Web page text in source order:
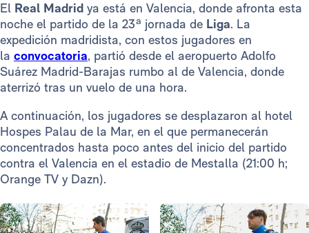
El Real Madrid ya está en Valencia, donde afronta esta
noche el partido de la 23ª jornada de Liga. La
expedición madridista, con estos jugadores en
la convocatoria, partió desde el aeropuerto Adolfo
Suárez Madrid-Barajas rumbo al de Valencia, donde
aterrizó tras un vuelo de una hora.
A continuación, los jugadores se desplazaron al hotel
Hospes Palau de la Mar, en el que permanecerán
concentrados hasta poco antes del inicio del partido
contra el Valencia en el estadio de Mestalla (21:00 h;
Orange TV y Dazn).